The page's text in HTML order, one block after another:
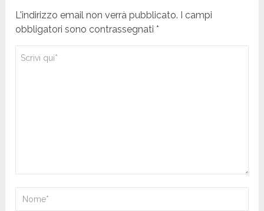
L'indirizzo email non verrà pubblicato. I campi
obbligatori sono contrassegnati *